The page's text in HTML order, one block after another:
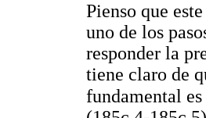
Pienso que
uno de los
responder la
tiene claro de
fundamental